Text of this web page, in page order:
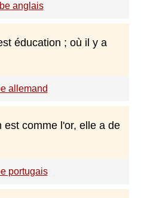
anglais
éducation ; où il y a
allemand
est comme l'or, elle a de
portugais